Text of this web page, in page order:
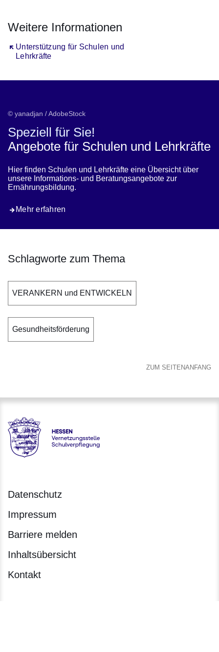
Weitere Informationen
Unterstützung für Schulen und
Lehrkräfte
Öffnet sich in einem neuen Fenster
© yanadjan / AdobeStock
Speziell für Sie!
Angebote für Schulen und Lehrkräfte
Hier finden Schulen und Lehrkräfte eine Übersicht über
unsere Informations- und Beratungsangebote zur
Ernährungsbildung.
Mehr erfahren
Schlagworte zum Thema
VERANKERN und ENTWICKELN
Gesundheitsförderung
ZUM SEITENANFANG
Hessen - Hessische Lehrkräfteakademie
Datenschutz
Impressum
Barriere melden
Inhaltsübersicht
Kontakt